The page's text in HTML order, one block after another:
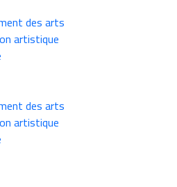
des arts
artistique
des arts
artistique